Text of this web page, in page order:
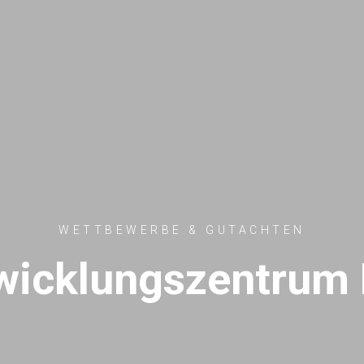
WETTBEWERBE & GUTACHTEN